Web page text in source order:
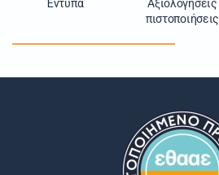
Έντυπα
Αξιολογήσεις
πιστοποιήσεις